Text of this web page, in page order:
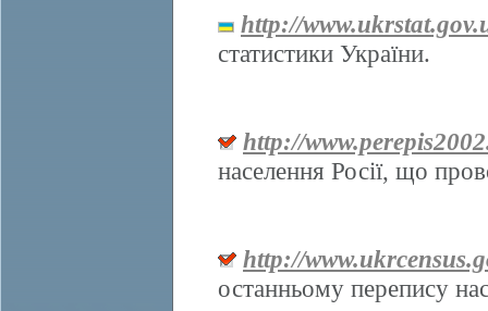
http://
статистики України.
http://
населення Росії, що
http://
останньому перепису